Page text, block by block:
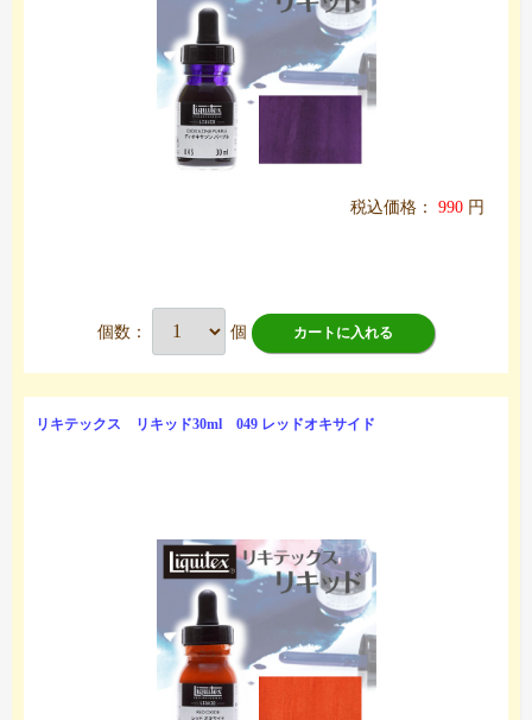
税込価格： 990 円
個数： 個 カートに入れる
リキテックス リキッド30ml 049 レッドオキサイド